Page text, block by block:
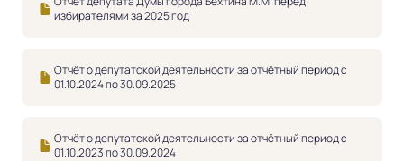
избирателями за 2025 год
Отчёт о депутатской деятельности за отчётный период с
01.10.2024 по 30.09.2025
Отчёт о депутатской деятельности за отчётный период с
01.10.2023 по 30.09.2024